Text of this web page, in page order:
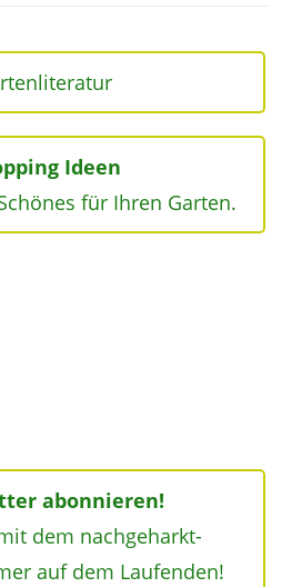
Ideen
für Ihren Garten.
abonnieren!
dem nachgeharkt-
auf dem Laufenden!